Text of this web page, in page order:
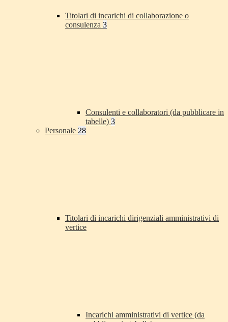
Titolari di incarichi di collaborazione o
consulenza 3
Consulenti e collaboratori (da pubblicare in
tabelle) 3
Personale 28
Titolari di incarichi dirigenziali amministrativi di
vertice
Incarichi amministrativi di vertice (da